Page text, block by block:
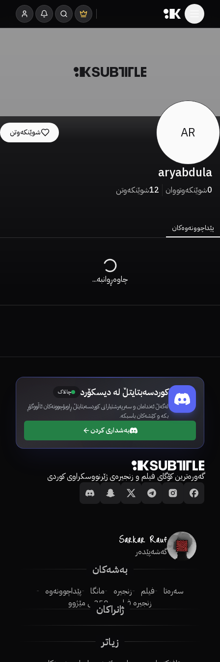
AR
aryabdula
0شوێنکەوتووان 12شوێنکەوتن
شوێنکەوتن
پێداچوونەوەکان
چاوەڕوانبە...
کوردسەبتایتڵ لە دیسکۆرد چالاک
لەگەڵ ئەندامان و سەرپەرشتیارانی کوردسەبتایتڵ ڕاوبۆچوونەکان ئاڵووگۆڕ
بکە و کێشەکان باسبکە.
بەشداری کردن
گەورەترین کۆگای فیلم و زنجیرەی ژێرنووسکراوی کوردی
گەشەپێدەر
بەشەکان
سەرەتا فیلم زنجیرە مانگا
پێداچوونەوە
زنجیرە فیلم
250ـی مێژوو
ژانراکان
زیاتر